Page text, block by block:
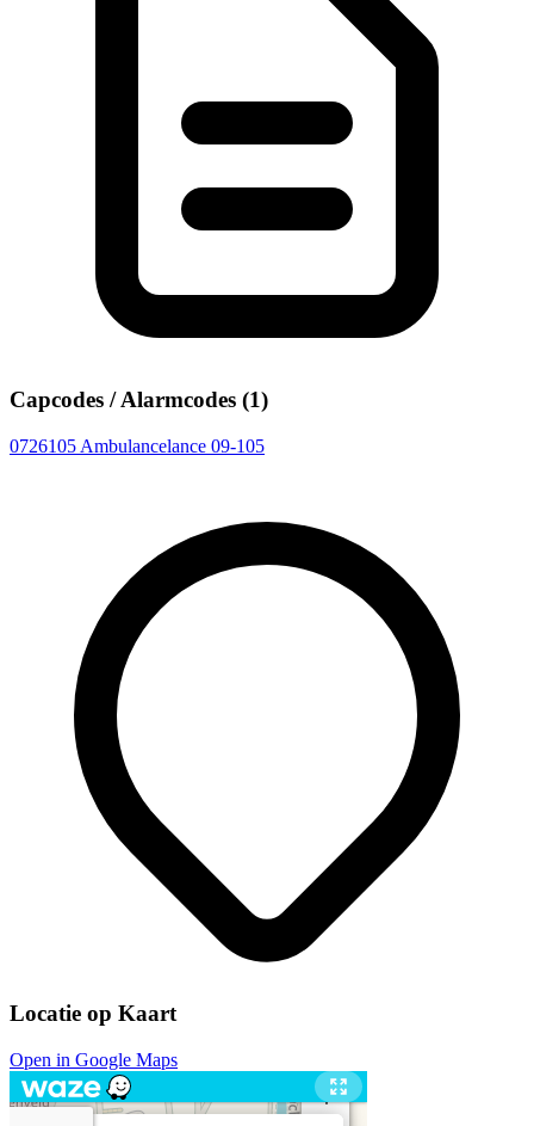
Capcodes / Alarmcodes (1)
0726105 Ambulancelance 09-105
Locatie op Kaart
Open in Google Maps